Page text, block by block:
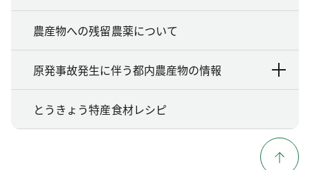
農産物への残留農薬について
原発事故発生に伴う都内農産物の情報
とうきょう特産食材レシピ